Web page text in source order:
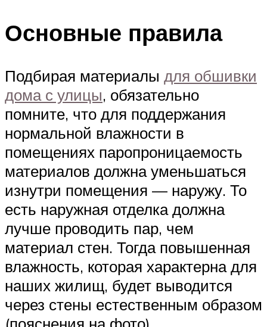
Основные правила
Подбирая материалы для обшивки
дома с улицы, обязательно
помните, что для поддержания
нормальной влажности в
помещениях паропроницаемость
материалов должна уменьшаться
изнутри помещения — наружу. То
есть наружная отделка должна
лучше проводить пар, чем
материал стен. Тогда повышенная
влажность, которая характерна для
наших жилищ, будет выводится
через стены естественным образом